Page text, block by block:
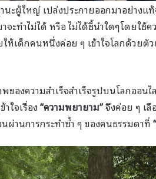
นะผู้ใหญ่ เปล่งประกายออกมาอย่างแท้
าจะทำไม่ได้ หรือ ไม่ได้ชี้นำใดๆโดยใช้
ห้เด็กคนหนึ่งค่อย ๆ เข้าใจโลกด้วยตั
องความสำเร็จสำเร็จรูปบนโลกออน
ใจเรื่อง“ความพยายาม”จึงค่อย ๆ เ
านการกระทำซ้ำ ๆ ของคนธรรมดาที่“